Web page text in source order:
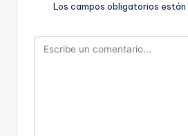
Los campos obligatorios están